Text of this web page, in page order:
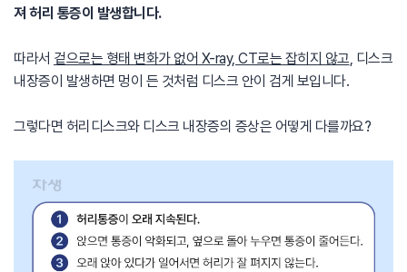
져 허리 통증이 발생합니다.
따라서 겉으로는 형태 변화가 없어 X-ray, CT로는 잡히지 않고, 디스크
내장증이 발생하면 멍이 든 것처럼 디스크 안이 검게 보입니다.
그렇다면 허리디스크와 디스크 내장증의 증상은 어떻게 다를까요?